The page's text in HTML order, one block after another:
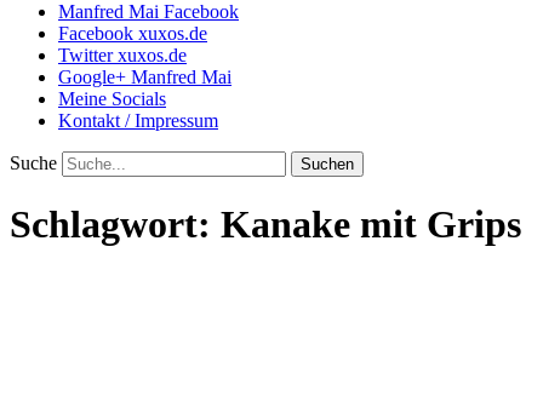
Manfred Mai Facebook
Facebook xuxos.de
Twitter xuxos.de
Google+ Manfred Mai
Meine Socials
Kontakt / Impressum
Suche
Schlagwort: Kanake mit Grips